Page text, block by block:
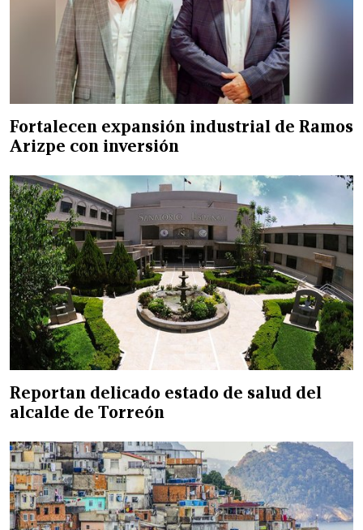
Fortalecen expansión industrial de Ramos
Arizpe con inversión
Reportan delicado estado de salud del
alcalde de Torreón